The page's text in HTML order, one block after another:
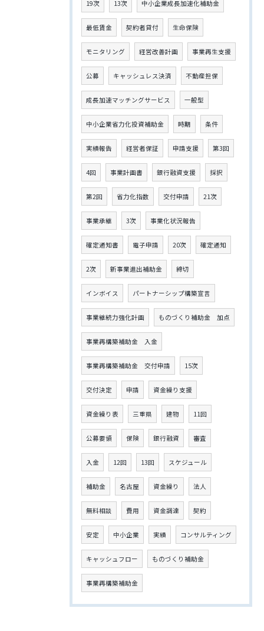
19次 13次 中小企業成長加速化補助金
最低賃金 契約者貸付 生命保険
モニタリング 経営改善計画 事業再生支援
公募 キャッシュレス決済 不動産担保
成長加速マッチングサービス 一般型
中小企業省力化投資補助金 時期 条件
実績報告 経営者保証 申請支援 第3回
4回 事業計画書 銀行融資支援 採択
第2回 省力化指数 交付申請 21次
事業承継 3次 事業化状況報告
確定通知書 電子申請 20次 確定通知
2次 新事業進出補助金 締切
インボイス パートナーシップ構築宣言
事業継続力強化計画 ものづくり補助金 加点
事業再構築補助金 入金
事業再構築補助金 交付申請 15次
交付決定 申請 資金繰り支援
資金繰り表 三重県 建物 11回
公募要領 保険 銀行融資 審査
入金 12回 13回 スケジュール
補助金 名古屋 資金繰り 法人
無料相談 費用 資金調達 契約
安定 中小企業 実績 コンサルティング
キャッシュフロー ものづくり補助金
事業再構築補助金